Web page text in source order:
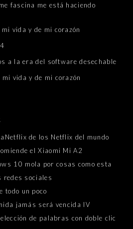
fascina me está haciendo
mi vida y de mi corazón
a la era del software desechable
mi vida y de mi corazón
de los Netflix del mundo
el Xiaomi Mi A2
10 mola por cosas como esta
redes sociales
todo un poco
jamás será vencida IV
de palabras con doble clic